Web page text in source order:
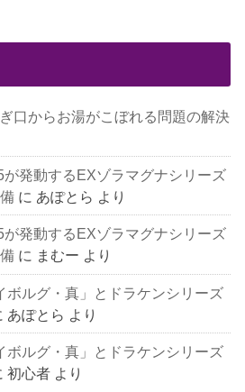
口からお湯がこぼれる問題の解決
が発動するEXゾラマグナシリーズ
に あぽとら より
が発動するEXゾラマグナシリーズ
に まむー より
ボルグ・真」とドラケンシリーズ
あぽとら より
ボルグ・真」とドラケンシリーズ
初心者 より